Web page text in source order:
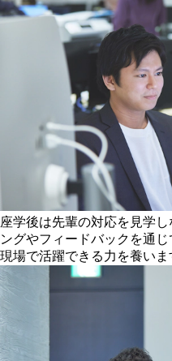
座学後は先輩の対応を見学
ングやフィードバックを通
現場で活躍できる力を養いま